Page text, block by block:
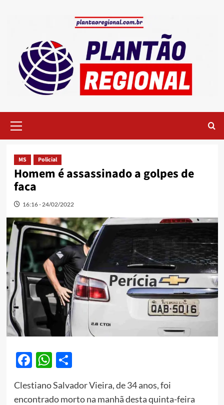
Menu
MS Policial
Homem é assassinado a golpes de
faca
16:16 - 24/02/2022
Facebook
WhatsApp
Share
Clestiano Salvador Vieira, de 34 anos, foi
encontrado morto na manhã desta quinta-feira